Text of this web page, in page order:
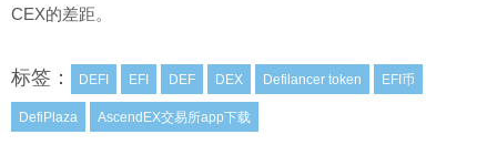
CEX的差距。
标签： DEFI EFI DEF DEX Defilancer token EFI币
DefiPlaza AscendEX交易所app下载